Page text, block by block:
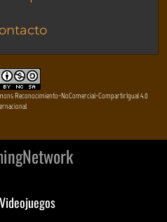
Reconocimiento-NoComercial-CompartirIgual 4.0